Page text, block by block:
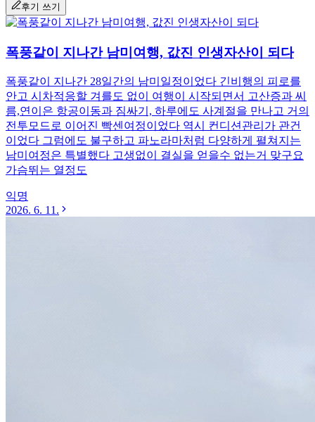
후기 쓰기
폭풍같이 지나간 남미여행, 값진 인생자산이 되다
폭풍같이 지나간 28일간의 남미일정이었다 긴비행의 피로를
안고 시차적응할 겨를도 없이 여행이 시작되면서 고산증과 씨
름,연이은 항공이동과 짐싸기, 하루에도 사계절을 만나고 거의
전투모드로 이어진 빡센여정이었다 역시 컨디션관리가 관건
이었다 그럼에도 불구하고 파노라마처럼 다양하게 펼쳐지는
남미여정은 특별했다 고생없이 결실을 얻을수 없는거 맞구요
가슴뛰는 열정도
익명
2026. 6. 11.